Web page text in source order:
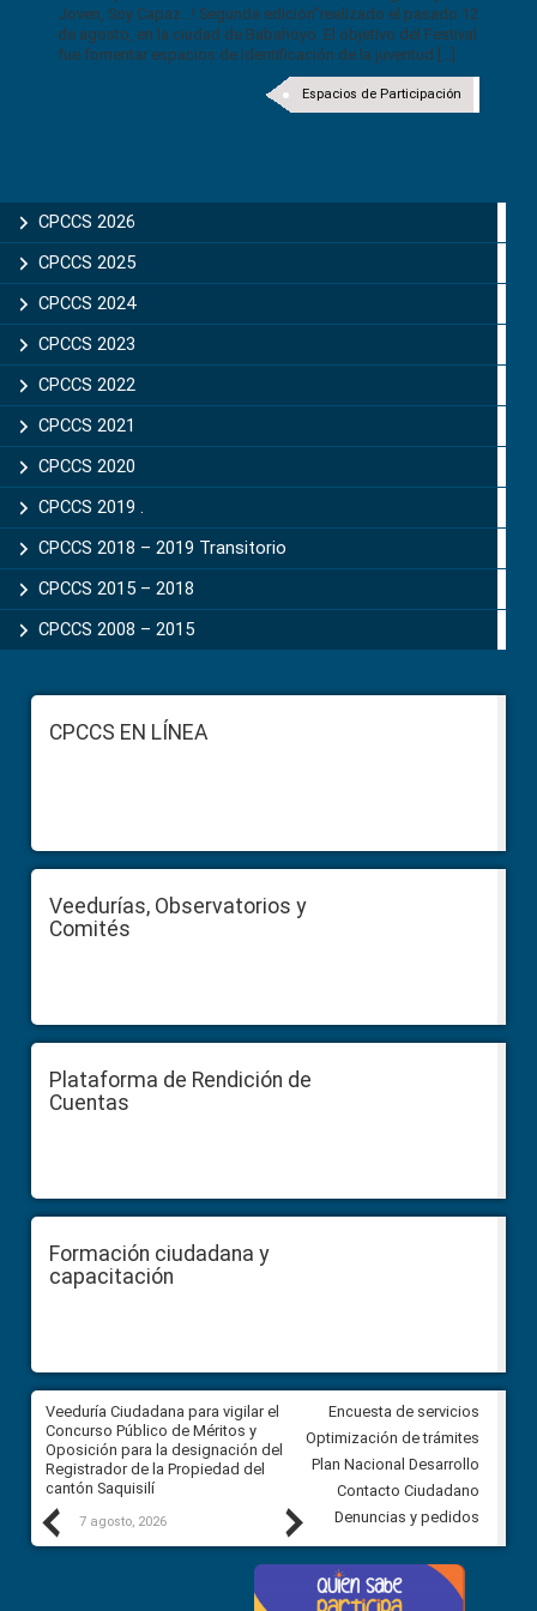
Joven, Soy Capaz…! Segunda edición”realizado el pasado 12
de agosto, en la ciudad de Babahoyo. El objetivo del Festival
fue fomentar espacios de identificación de la juventud [...]
Espacios de Participación
CPCCS 2026
CPCCS 2025
CPCCS 2024
CPCCS 2023
CPCCS 2022
CPCCS 2021
CPCCS 2020
CPCCS 2019 .
CPCCS 2018 – 2019 Transitorio
CPCCS 2015 – 2018
CPCCS 2008 – 2015
FooterCPCCS EN LÍNEA
Veedurías, Observatorios y
Comités
Plataforma de Rendición de
Cuentas
Formación ciudadana y
capacitación
Previous
Veeduría Ciudadana para vigilar el
Concurso Público de Méritos y
Oposición para la designación del
Registrador de la Propiedad del
cantón Saquisilí
7 agosto, 2026
Veeduría Ciudadana para
construcción del asfaltado de
Ballenita del cantón Santa
7 agosto, 2026
Next
Encuesta de servicios
Optimización de trámites
Plan Nacional Desarrollo
Contacto Ciudadano
Denuncias y pedidos